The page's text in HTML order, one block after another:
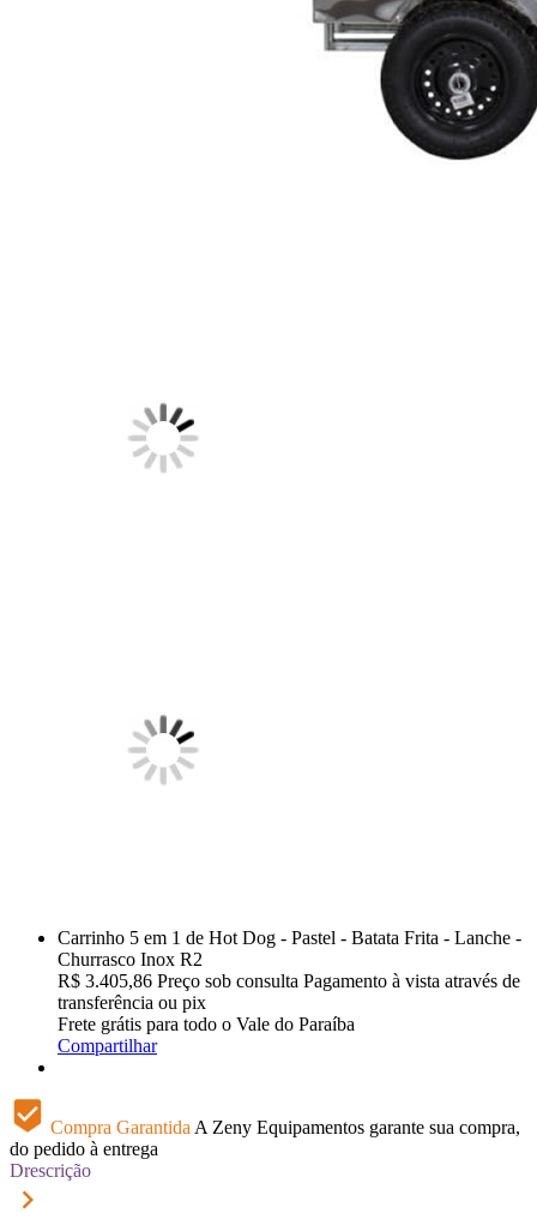
Carrinho 5 em 1 de Hot Dog - Pastel - Batata Frita - Lanche -
Churrasco Inox R2
R$ 3.405,86 Preço sob consulta Pagamento à vista através de
transferência ou pix
Frete grátis para todo o Vale do Paraíba
Compartilhar
beenhere Compra Garantida A Zeny Equipamentos garante sua compra,
do pedido à entrega
Drescrição
keyboard_arrow_right